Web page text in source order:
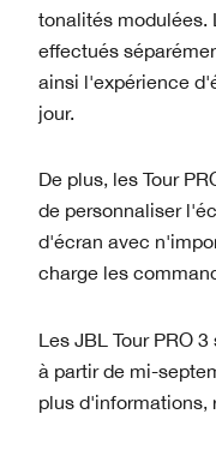
tonalités modulées.
effectués
ainsi l'expérience
jour.
De plus, les Tour
de personnaliser
d'écran avec
charge les
Les JBL Tour PRO
à partir de mi-
plus d'informations,